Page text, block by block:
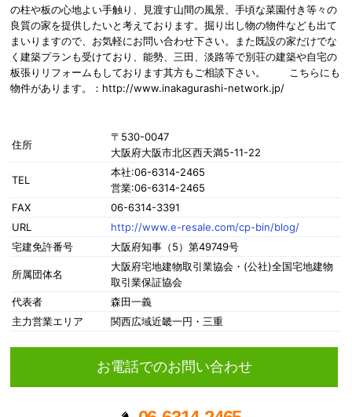
の柱や板の心地よい手触り、見渡す山間の風景、手頃な菜園付き等々の
良質の家を提供したいと考えております。掘り出し物の物件なども出て
まいりますので、お気軽にお問い合わせ下さい。また既設の家だけでな
く建築プランも受けており、能勢、三田、淡路等で別荘の建築や自宅の
板張りリフォームもしております其方もご相談下さい。 こちらにも
物件があります。：http://www.inakagurashi-network.jp/
住所
〒530-0047
大阪府大阪市北区西天満5-11-22
TEL
本社:06-6314-2465
営業:06-6314-2465
FAX
06-6314-3391
URL
http://www.e-resale.com/cp-bin/blog/
宅建免許番号
大阪府知事（5）第49749号
所属団体名
大阪府宅地建物取引業協会・(公社)全国宅地建物
取引業保証協会
代表者
森田一義
主力営業エリア
関西広域近畿一円・三重
お電話でのお問い合わせ